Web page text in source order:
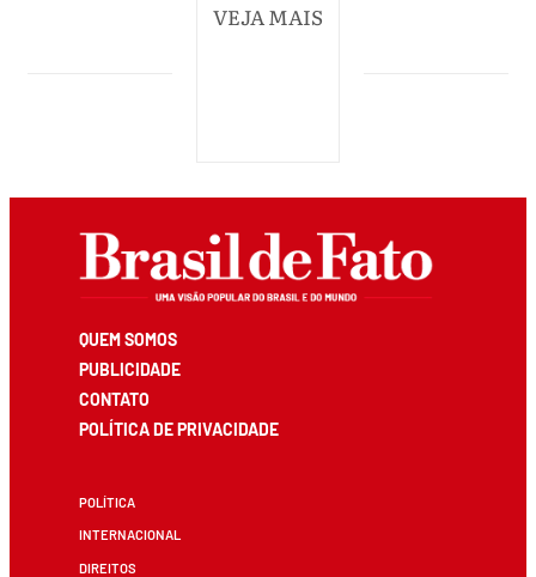
VEJA MAIS
QUEM SOMOS
PUBLICIDADE
CONTATO
POLÍTICA DE PRIVACIDADE
POLÍTICA
INTERNACIONAL
DIREITOS